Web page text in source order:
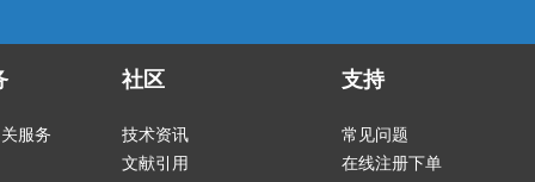
服务
社区
技术资讯
文献引用
支持
常见问题
在线注册下单